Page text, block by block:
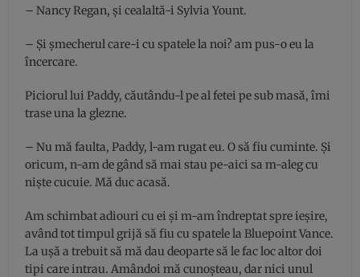
– Nancy Regan, și cealaltă-i Sylvia Yount.
– Și șmecherul care-i cu spatele la noi? am pus-o eu la
încercare.
Piciorul lui Paddy, căutându-l pe al fetei pe sub masă, îmi
trase una la glezne.
– Nu mă faulta, Paddy, l-am rugat eu. O să fiu cuminte. Și
oricum, n-am de gând să mai stau pe-aici sa m-aleg cu
nişte cucuie. Mă duc acasă.
Am schimbat adiouri cu ei şi m-am îndreptat spre ieșire,
având tot timpul grijă să fiu cu spatele la Bluepoint Vance.
La uşă a trebuit să mă dau deoparte să le fac loc altor doi
tipi care intrau. Amândoi mă cunoşteau, dar nici unul